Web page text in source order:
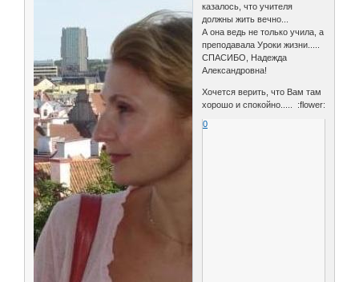
казалось, что учителя
должны жить вечно...
А она ведь не только учила, а
преподавала Уроки жизни.....
СПАСИБО, Надежда
Александровна!
Хочется верить, что Вам там
хорошо и спокойно..... :flower:
0